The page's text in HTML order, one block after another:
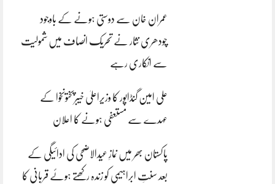
عمران خان سے دوستی ہونے کے باوجود
چودھری نثار نے تحریک انصاف میں شمولیت
سے انکاری رہے
علی امین گنڈاپور کا وزیراعلیٰ خیبرپختونخوا کے
عہدے سے مستعفی ہونے کا اعلان
پاکستان بھر میں نمازِ عیدالاضحی کی ادائیگی کے
بعد سنتِ ابراہیمی کو زندہ رکھتے ہوئے قربانی کا